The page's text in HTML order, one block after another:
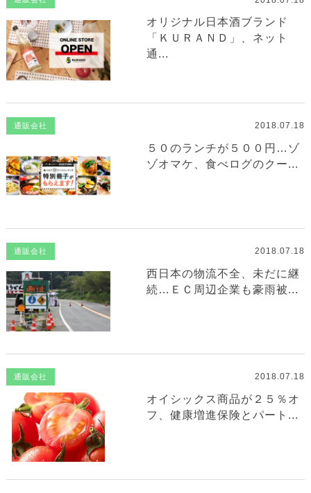
オリジナル日本酒ブランド
「ＫＵＲＡＮＤ」、ネット
通...
通販会社 2018.07.18
５０のランチが５００円…ゾ
ゾオマケ、食べログのクー...
通販会社 2018.07.18
西日本の物流不全、未だに継
続…ＥＣ周辺企業も豪雨被...
通販会社 2018.07.18
オイシックス商品が２５％オ
フ、健康増進保険とパート...